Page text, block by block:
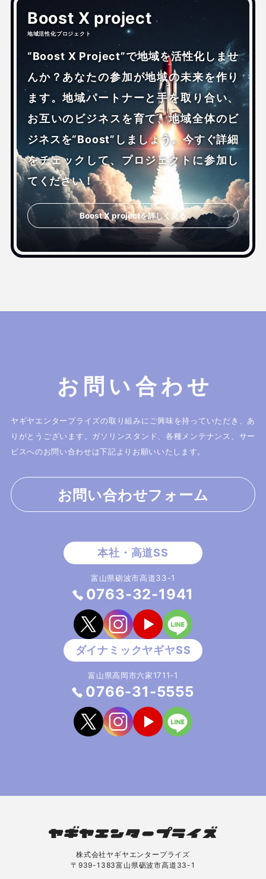
Boost X project
地域活性化プロジェクト
“Boost X Project”で地域を活性化しませ
んか？あなたの参加が地域の未来を作り
ます。地域パートナーと手を取り合い、
お互いのビジネスを育て、地域全体のビ
ジネスを“Boost”しましょう。今すぐ詳細
をチェックして、プロジェクトに参加し
てください！
Boost X projectを詳しく見る
お問い合わせ
ヤギヤエンタープライズの取り組みにご興味を持っていただき、あ
りがとうございます。
ガソリンスタンド、各種メンテナンス、サー
ビスへのお問い合わせは下記よりお願いいたします。
お問い合わせフォーム
富山県砺波市高道33-1
0763-32-1941
富山県高岡市六家1711-1
0766-31-5555
株式会社ヤギヤエンタープライズ
〒939-1383富山県砺波市高道33-1